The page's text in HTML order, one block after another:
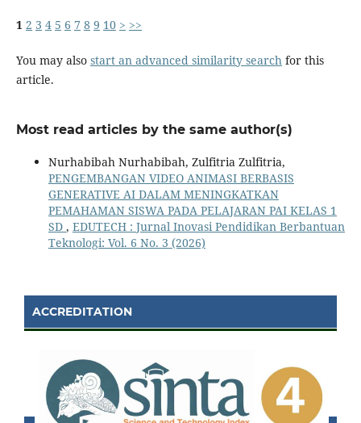
1 2 3 4 5 6 7 8 9 10 > >>
You may also start an advanced similarity searchfor this
article.
Most read articles by the same author(s)
Nurhabibah Nurhabibah, Zulfitria Zulfitria,
PENGEMBANGAN VIDEO ANIMASI BERBASIS
GENERATIVE AI DALAM MENINGKATKAN
PEMAHAMAN SISWA PADA PELAJARAN PAI KELAS 1
SD , EDUTECH : Jurnal Inovasi Pendidikan Berbantuan
Teknologi: Vol. 6 No. 3 (2026)
ACCREDITATION